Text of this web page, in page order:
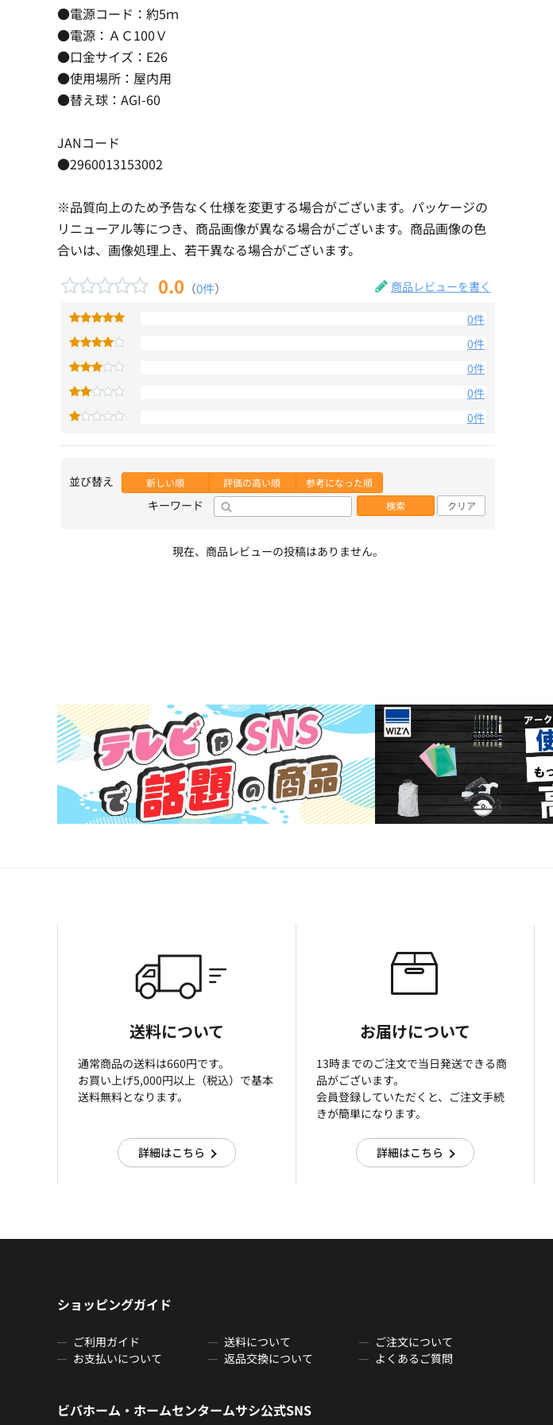
●電源コード：約5ｍ
●電源：ＡＣ100Ｖ
●口金サイズ：E26
●使用場所：屋内用
●替え球：AGI-60
JANコード
●2960013153002
※品質向上のため予告なく仕様を変更する場合がございます。パッケージの
リニューアル等につき、商品画像が異なる場合がございます。商品画像の色
合いは、画像処理上、若干異なる場合がございます。
0.0 （0件） 商品レビューを書く
0件
0件
0件
0件
0件
並び替え 新しい順 評価の高い順 参考になった順
キーワード 検索 クリア
現在、商品レビューの投稿はありません。
送料について
通常商品の送料は660円です。
お買い上げ5,000円以上（税込）で基本
送料無料となります。
詳細はこちら
お届けについて
13時までのご注文で当日発送できる商
品がございます。
会員登録していただくと、ご注文手続
きが簡単になります。
詳細はこちら
ショッピングガイド
ご利用ガイド 送料について
ご注文について
お支払いについて
返品交換について よくあるご質問
ビバホーム・ホームセンタームサシ公式SNS